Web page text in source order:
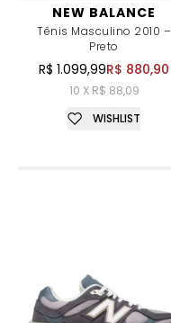
NEW BALANCE
Tênis Masculino 2010 –
Preto
R$ 1.099,99R$ 880,90
10 X R$ 88,09
WISHLIST